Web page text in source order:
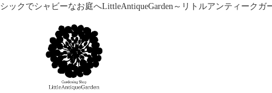
シックでシャビーなお庭へLittleAntiqueGarden～リトルアンティーク